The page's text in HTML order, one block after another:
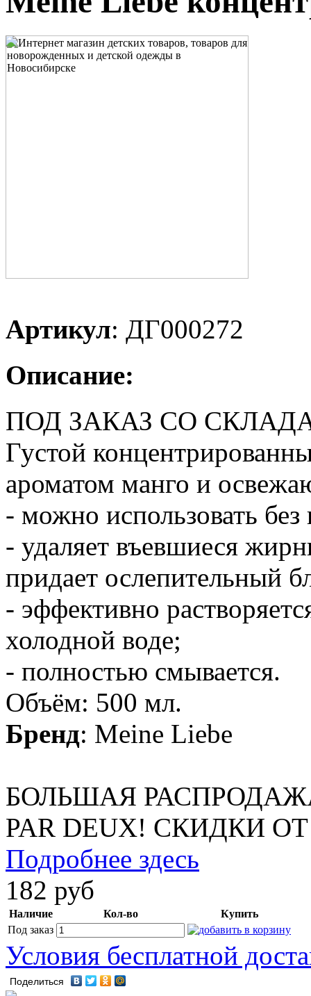
Артикул: ДГ000272
Описание:
ПОД ЗАКАЗ СО
Густой
ароматом манго и
- можно использовать
- удаляет въевшиеся
придает ослепительный
- эффективно
холодной воде;
- полностью смывается.
Объём: 500 мл.
Бренд: Meine Liebe
БОЛЬШАЯ
PAR DEUX! СКИДКИ
Подробнее здесь
182 руб
Наличие Кол-во
Купить
Под заказ
Условия бесплатной
Поделиться